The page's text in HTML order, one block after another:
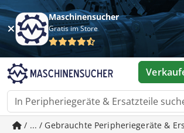
Maschinensucher
Gratis im Store
/ ... / Gebrauchte Peripheriegeräte &